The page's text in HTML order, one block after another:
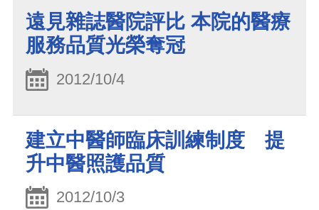
遠見雜誌醫院評比 本院的醫療
服務品質光榮奪冠
2012/10/4
建立中醫師臨床訓練制度 提
升中醫照護品質
2012/10/3